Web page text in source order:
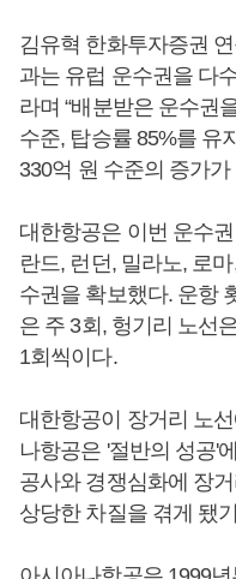
김유혁 한화투자증권
과는 유럽 운수권을 다
라며 “배분받은 운수권
수준, 탑승률 85%를 유
330억 원 수준의 증가
대한항공은 이번 운수
란드, 런던, 밀라노, 로
수권을 확보했다. 운항
은 주 3회, 헝기리 노선
1회씩이다.
대한항공이 장거리 노
나항공은 '절반의 성공'
공사와 경쟁심화에 장
상당한 차질을 겪게 됐